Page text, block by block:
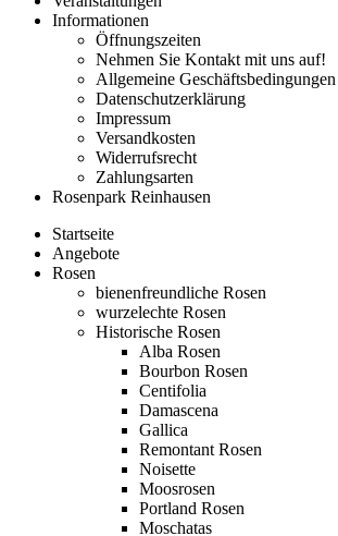
Informationen
Öffnungszeiten
Nehmen Sie Kontakt mit uns auf!
Allgemeine Geschäftsbedingungen
Datenschutzerklärung
Impressum
Versandkosten
Widerrufsrecht
Zahlungsarten
Rosenpark Reinhausen
Startseite
Angebote
Rosen
bienenfreundliche Rosen
wurzelechte Rosen
Historische Rosen
Alba Rosen
Bourbon Rosen
Centifolia
Damascena
Gallica
Remontant Rosen
Noisette
Moosrosen
Portland Rosen
Moschatas